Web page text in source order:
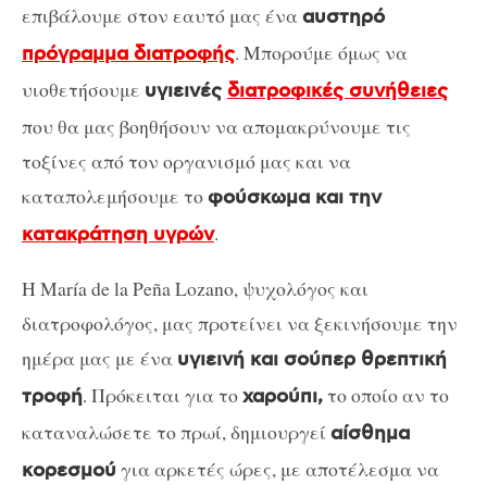
επιβάλουμε στον εαυτό μας ένααυστηρό
πρόγραμμα διατροφής. Μπορούμε όμως να
υιοθετήσουμε υγιεινές διατροφικές συνήθειες
που θα μας βοηθήσουν να απομακρύνουμε τις
τοξίνες από τον οργανισμό μας και να
καταπολεμήσουμε τοφούσκωμα και την
κατακράτηση υγρών.
Η María de la Peña Lozano, ψυχολόγος και
διατροφολόγος, μας προτείνει να ξεκινήσουμε την
ημέρα μας με ένα υγιεινή και σούπερ θρεπτική
τροφή. Πρόκειται για τοχαρούπι,το οποίο αν το
καταναλώσετε το πρωί, δημιουργεί αίσθημα
κορεσμού για αρκετές ώρες, με αποτέλεσμα να